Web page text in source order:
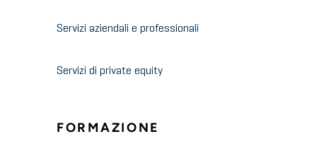
Servizi aziendali e professionali
Servizi di private equity
FORMAZIONE